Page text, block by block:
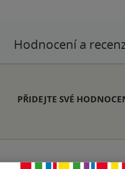
Hodnocení a
PŘIDEJTE SVÉ